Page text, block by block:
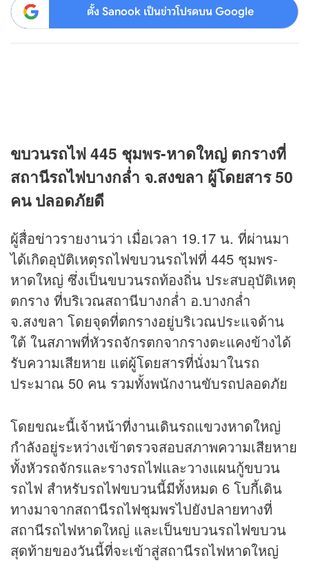
ตั้ง Sanook เป็นข่าวโปรดบน Google
ขบวนรถไฟ 445 ชุมพร-หาดใหญ่ ตกรางที่
สถานีรถไฟบางกล่ำ จ.สงขลา ผู้โดยสาร 50
คน ปลอดภัยดี
ผู้สื่อข่าวรายงานว่า เมื่อเวลา 19.17 น. ที่ผ่านมา
ได้เกิดอุบัติเหตุรถไฟขบวนรถไฟที่ 445 ชุมพร-
หาดใหญ่ ซึ่งเป็นขบวนรถท้องถิ่น ประสบอุบัติเหตุ
ตกราง ที่บริเวณสถานีบางกล่ำ อ.บางกล่ำ
จ.สงขลา โดยจุดที่ตกรางอยู่บริเวณประแจด้าน
ใต้ ในสภาพที่หัวรถจักรตกจากรางตะแคงข้างได้
รับความเสียหาย แต่ผู้โดยสารที่นั่งมาในรถ
ประมาณ 50 คน รวมทั้งพนักงานขับรถปลอดภัย
โดยขณะนี้เจ้าหน้าที่งานเดินรถแขวงหาดใหญ่
กำลังอยู่ระหว่างเข้าตรวจสอบสภาพความเสียหาย
ทั้งหัวรถจักรและรางรถไฟและวางแผนกู้ขบวน
รถไฟ สำหรับรถไฟขบวนนี้มีทั้งหมด 6 โบกี้เดิน
ทางมาจากสถานีรถไฟชุมพรไปยังปลายทางที่
สถานีรถไฟหาดใหญ่ และเป็นขบวนรถไฟขบวน
สุดท้ายของวันนี้ที่จะเข้าสู่สถานีรถไฟหาดใหญ่